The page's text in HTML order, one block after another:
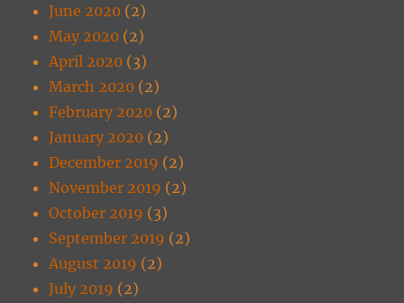
June 2020 (2)
May 2020 (2)
April 2020 (3)
March 2020 (2)
February 2020 (2)
January 2020 (2)
December 2019 (2)
November 2019 (2)
October 2019 (3)
September 2019 (2)
August 2019 (2)
July 2019 (2)